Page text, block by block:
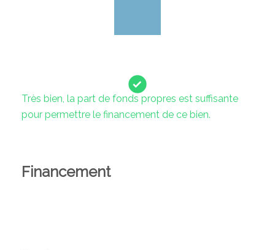
Très bien, la part de fonds propres est suffisante
pour permettre le financement de ce bien.
Financement